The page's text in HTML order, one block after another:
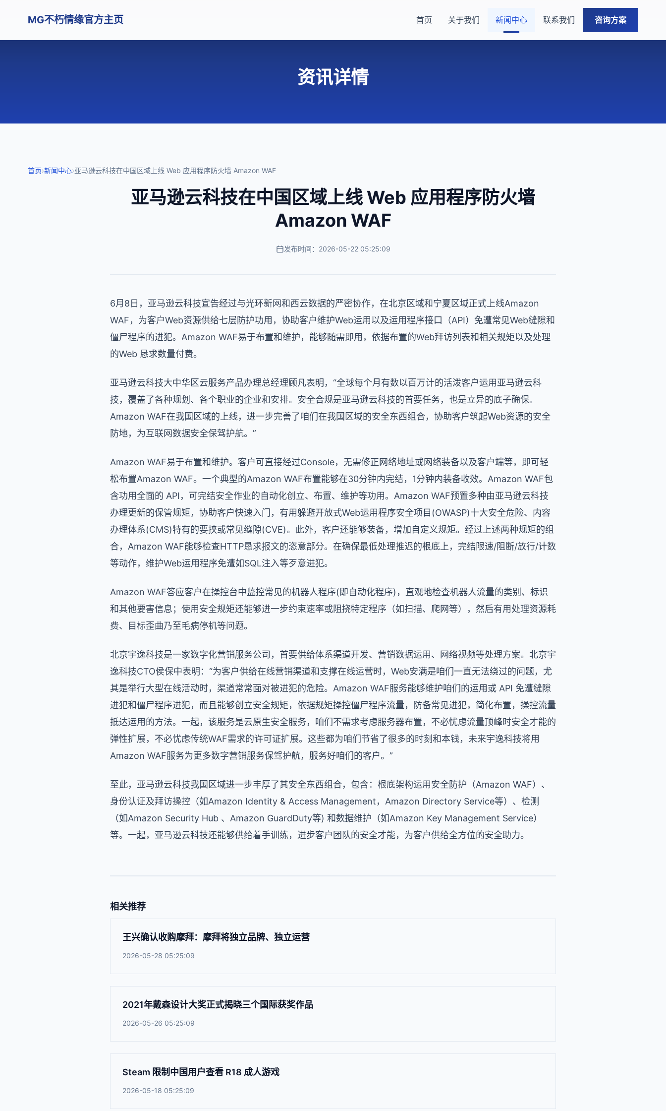
MG不朽情缘官方主页 首页 关于我们 新闻中心 联系我们 咨询方案
资讯详情
首页›新闻中心›亚马逊云科技在中国区域上线 Web 应用程序防火墙 Amazon WAF
亚马逊云科技在中国区域上线 Web 应用程序防火墙
Amazon WAF
发布时间：2026-05-22 05:25:09
6月8日，亚马逊云科技宣告经过与光环新网和西云数据的严密协作，在北京区域和宁夏区域正式上线Amazon
WAF，为客户Web资源供给七层防护功用，协助客户维护Web运用以及运用程序接口（API）免遭常见Web缝隙和
僵尸程序的进犯。Amazon WAF易于布置和维护，能够随需即用，依据布置的Web拜访列表和相关规矩以及处理
的Web 恳求数量付费。
亚马逊云科技大中华区云服务产品办理总经理顾凡表明，“全球每个月有数以百万计的活泼客户运用亚马逊云科
技，覆盖了各种规划、各个职业的企业和安排。安全合规是亚马逊云科技的首要任务，也是立异的底子确保。
Amazon WAF在我国区域的上线，进一步完善了咱们在我国区域的安全东西组合，协助客户筑起Web资源的安全
防地，为互联网数据安全保驾护航。”
Amazon WAF易于布置和维护。客户可直接经过Console，无需修正网络地址或网络装备以及客户端等，即可轻
松布置Amazon WAF。一个典型的Amazon WAF布置能够在30分钟内完结，1分钟内装备收效。Amazon WAF包
含功用全面的 API，可完结安全作业的自动化创立、布置、维护等功用。Amazon WAF预置多种由亚马逊云科技
办理更新的保管规矩，协助客户快速入门，有用躲避开放式Web运用程序安全项目(OWASP)十大安全危险、内容
办理体系(CMS)特有的要挟或常见缝隙(CVE)。此外，客户还能够装备，增加自定义规矩。经过上述两种规矩的组
合，Amazon WAF能够检查HTTP恳求报文的恣意部分。在确保最低处理推迟的根底上，完结限速/阻断/放行/计数
等动作，维护Web运用程序免遭如SQL注入等歹意进犯。
Amazon WAF答应客户在操控台中监控常见的机器人程序(即自动化程序)，直观地检查机器人流量的类别、标识
和其他要害信息；使用安全规矩还能够进一步约束速率或阻挠特定程序（如扫描、爬网等），然后有用处理资源耗
费、目标歪曲乃至毛病停机等问题。
北京宇逸科技是一家数字化营销服务公司，首要供给体系渠道开发、营销数据运用、网络视频等处理方案。北京宇
逸科技CTO侯保中表明：“为客户供给在线营销渠道和支撑在线运营时，Web安满是咱们一直无法绕过的问题，尤
其是举行大型在线活动时，渠道常常面对被进犯的危险。Amazon WAF服务能够维护咱们的运用或 API 免遭缝隙
进犯和僵尸程序进犯，而且能够创立安全规矩，依据规矩操控僵尸程序流量，防备常见进犯，简化布置，操控流量
抵达运用的方法。一起，该服务是云原生安全服务，咱们不需求考虑服务器布置，不必忧虑流量顶峰时安全才能的
弹性扩展，不必忧虑传统WAF需求的许可证扩展。这些都为咱们节省了很多的时刻和本钱，未来宇逸科技将用
Amazon WAF服务为更多数字营销服务保驾护航，服务好咱们的客户。”
至此，亚马逊云科技我国区域进一步丰厚了其安全东西组合，包含：根底架构运用安全防护（Amazon WAF）、
身份认证及拜访操控（如Amazon Identity & Access Management，Amazon Directory Service等）、检测
（如Amazon Security Hub 、Amazon GuardDuty等) 和数据维护（如Amazon Key Management Service）
等。一起，亚马逊云科技还能够供给着手训练，进步客户团队的安全才能，为客户供给全方位的安全助力。
相关推荐
王兴确认收购摩拜：摩拜将独立品牌、独立运营
2026-05-28 05:25:09
2021年戴森设计大奖正式揭晓三个国际获奖作品
2026-05-26 05:25:09
Steam 限制中国用户查看 R18 成人游戏
2026-05-18 05:25:09